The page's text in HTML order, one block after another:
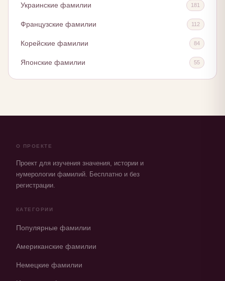
Украинские фамилии 181
Французские фамилии 112
Корейские фамилии 84
Японские фамилии 55
О ПРОЕКТЕ
Проект для изучения значения, истории и
нумерологии фамилий. Бесплатно и без
регистрации.
КАТЕГОРИИ
Популярные фамилии
Американские фамилии
Немецкие фамилии